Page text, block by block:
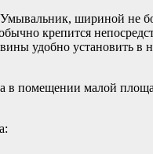
шириной не
крепится
удобно установить в
в помещении малой